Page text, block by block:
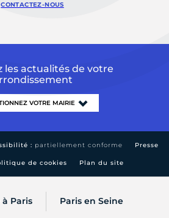
Paris Paris en Seine
CONTACTEZ-NOUS
les actualités de votre
: partiellement conforme Presse
de cookies Plan du site